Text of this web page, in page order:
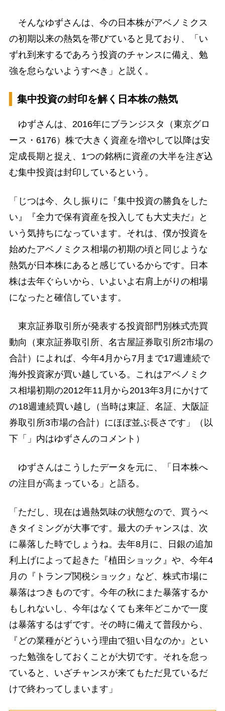
そんなゆずさんは、今の日本株がアベノミクス
の初期以来の熱気を帯びていると見ており、「い
ずれ到来するであろう投資のチャンスに備え、勉
強を怠らないようすべき」と説く。
集中投資の封印を解く日本株の熱気
ゆずさんは、2016年にブランジスタ（東京グロ
ース・6176）株で大きく資産を増やして以降は安
定成長期と捉え、1つの銘柄に資産の大半を注ぎ込
む集中投資は封印しているという。
「じつは今、久し振りに『集中投資の勝負をした
い』『全力で保有資産を投入しても大丈夫だ』と
いう気持ちになっています。それは、僕が投資を
始めたアベノミクス相場の初期の頃と同じような
熱気が日本株にあると感じているからです。日本
株は去年ぐらいから、いよいよ右肩上がりの相場
になったと確信しています。
東京証券取引所が発表する投資部門別株式売買
動向（東京証券取引所、名古屋証券取引所2市場の
合計）によれば、今年4月から7月まで17週連続で
海外投資家が買い越している。これはアベノミク
ス相場初期の2012年11月から2013年3月にかけて
の18週連続買い越し（当時は東証、名証、大阪証
券取引所3市場の合計）にほぼ並ぶ長さです」（以
下「」内はゆずさんのコメント）
ゆずさんはこうしたデータを元に、「日本株へ
の注目が高まっている」と語る。
「ただし、現在は過熱気味の状態なので、買うべ
きタイミングが大事です。最大のチャンスは、次
に暴落した時でしょうね。去年8月に、日銀の追加
利上げによって起きた『植田ショック』や、今年4
月の『トランプ関税ショック』など、株式市場に
暴落はつきものです。今年の秋にまた暴落するか
もしれないし、今年はなくても来年どこかで一度
は暴落するはずです。その時に備えて普段から、
『どの業種がどういう理由で狙い目なのか』とい
った勉強をしておくことが大切です。それを怠っ
ていると、いざチャンスが来てもただ見ているだ
けで終わってしまいます」